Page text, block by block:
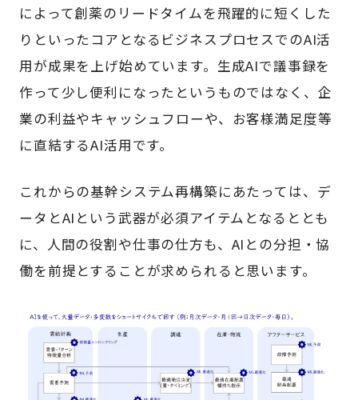
によって創薬のリードタイムを飛躍的に短くした
りといったコアとなるビジネスプロセスでのAI活
用が成果を上げ始めています。生成AIで議事録を
作って少し便利になったというものではなく、企
業の利益やキャッシュフローや、お客様満足度等
に直結するAI活用です。
これからの基幹システム再構築にあたっては、デ
ータとAIという武器が必須アイテムとなるととも
に、人間の役割や仕事の仕方も、AIとの分担・協
働を前提とすることが求められると思います。